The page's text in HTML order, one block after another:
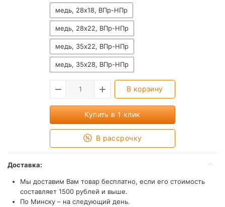
медь, 28х18, ВПр-НПр
медь, 28х22, ВПр-НПр
медь, 35х22, ВПр-НПр
медь, 35х28, ВПр-НПр
В корзину
Купить в 1 клик
В рассрочку
Доставка:
Мы доставим Вам товар бесплатно, если его стоимость
составляет 1500 рублей и выше.
По Минску – на следующий день.